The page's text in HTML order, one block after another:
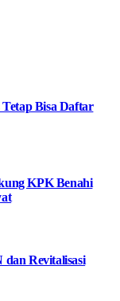
Bisa Daftar
KPK Benahi
Revitalisasi